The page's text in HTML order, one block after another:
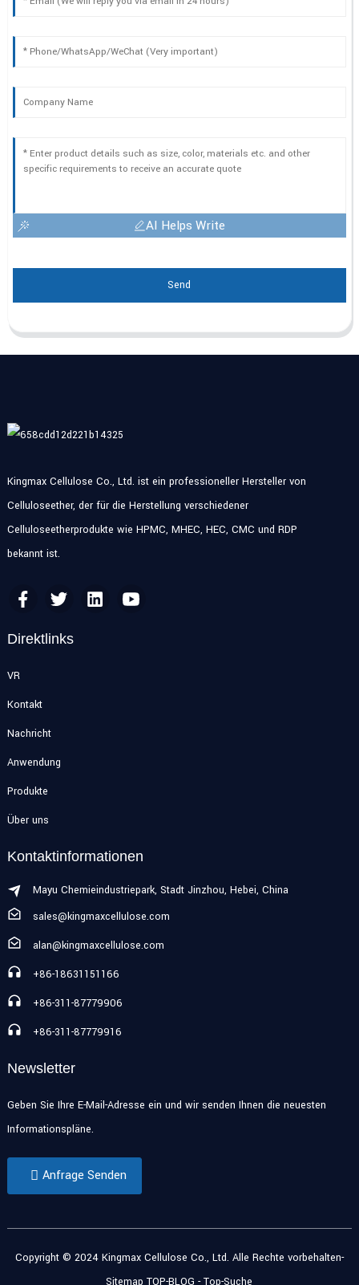
AI Helps Write
Send
Kingmax Cellulose Co., Ltd. ist ein professioneller Hersteller von
Celluloseether, der für die Herstellung verschiedener
Celluloseetherprodukte wie HPMC, MHEC, HEC, CMC und RDP
bekannt ist.
Direktlinks
VR
Kontakt
Nachricht
Anwendung
Produkte
Über uns
Kontaktinformationen
Mayu Chemieindustriepark, Stadt Jinzhou, Hebei, China
sales@kingmaxcellulose.com
alan@kingmaxcellulose.com
+86-18631151166
+86-311-87779906
+86-311-87779916
Newsletter
Geben Sie Ihre E-Mail-Adresse ein und wir senden Ihnen die neuesten
Informationspläne.
Anfrage Senden
Copyright © 2024 Kingmax Cellulose Co., Ltd. Alle Rechte vorbehalten-
Sitemap TOP-BLOG - Top-Suche